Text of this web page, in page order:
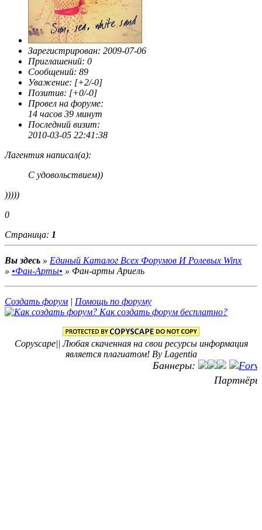
Зарегистрирован: 2009-07-06
Приглашений: 0
Сообщений: 89
Уважение: [+2/-0]
Позитив: [+0/-0]
Провел на форуме:
14 часов 39 минут
Последний визит:
2010-03-05 22:41:38
Лагентия написал(а):
С удовольствием))
)))))
0
Страница: 1
Вы здесь » Единый Каталог Всех Форумов И Ролевых Winx
» •Фан-Арты• » Фан-арты Ариель
Создать форум | Помощь по форуму
Copyscape|| Любая скаченная на свои ресурсы информация
является плагиатом! By Lagentia
Партнёры: